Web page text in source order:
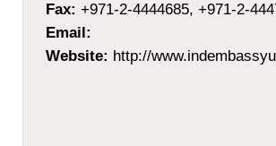
Fax: +971-2-4444685, +971-2-
Email:
Website: http://